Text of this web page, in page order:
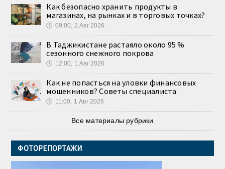
Как безопасно хранить продукты в
магазинах, на рынках и в торговых точках?
🕔 09:00, 2.Авг 2026
В Таджикистане растаяло около 95 %
сезонного снежного покрова
🕔 12:00, 1.Авг 2026
Как не попасться на уловки финансовых
мошенников? Советы специалиста
🕔 11:00, 1.Авг 2026
Все материалы рубрики
ФОТОРЕПОРТАЖИ